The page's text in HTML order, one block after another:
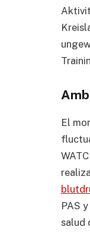
El
PAS
salud